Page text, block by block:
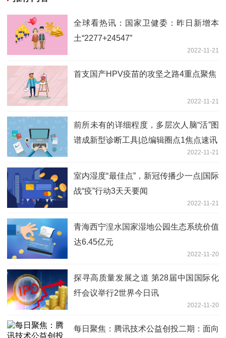
全球看热讯：国家卫健委：昨日新增本
土“2277+24547”
2022-11-21
首支国产HPV疫苗的攻坚之路4重点聚焦
2022-11-21
前所未有的详细程度，多层次人脑“活”图
谱成新型诊断工具|总编辑圈点1焦点速讯
2022-11-21
室内湿度“最佳点”，新冠传播少一点|国际
战“疫”行动3天天要闻
2022-11-21
青海西宁湟水国家湿地公园生态系统价值
达6.45亿元
2022-11-20
探寻高质量发展之道 第28届中国国际化
纤会议举行2世界今日讯
2022-11-20
每日聚焦：腾讯技术公益创投二期：面向